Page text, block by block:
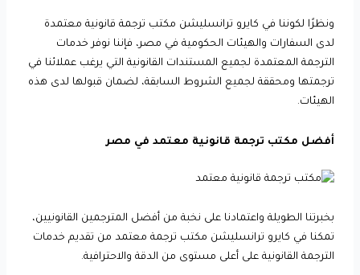
ونظرًا لكوننا في كايرو ترانسليشن مكتب ترجمة قانونية معتمدة
لدى السفارات والهيئات الحكومية في مصر، فإننا نوفر خدمات
الترجمة المعتمدة لجميع المستندات القانونية التي يرغب عملائنا في
ترجمتها ومحققة لجميع الشروط السابقة، لضمان قبولها لدى هذه
الهيئات.
أفضل مكتب ترجمة قانونية معتمد في مصر
بخبرتنا الطويلة واعتمادنا على نخبة من أفضل المترجمين القانونيين،
تمكنا في كايرو ترانسليشن مكتب ترجمة معتمد من تقديم خدمات
الترجمة القانونية على أعلى مستوى من الدقة والاحترافية.